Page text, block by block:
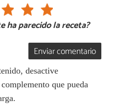
ha parecido la receta?
Enviar comentario
desactive
que pueda